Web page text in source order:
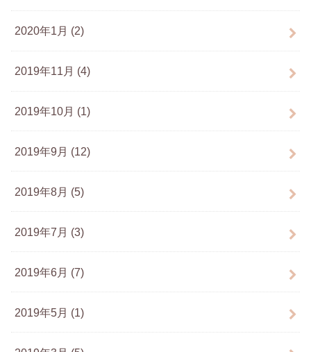
2020年1月 (2)
2019年11月 (4)
2019年10月 (1)
2019年9月 (12)
2019年8月 (5)
2019年7月 (3)
2019年6月 (7)
2019年5月 (1)